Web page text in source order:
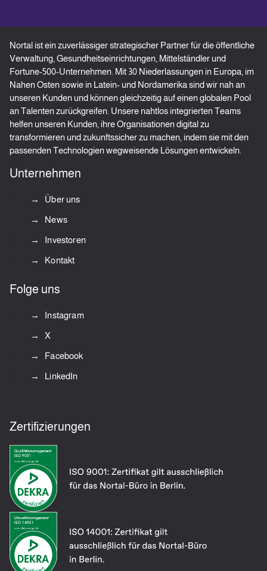
Nortal ist ein zuverlässiger strategischer Partner für die öffentliche
Verwaltung, Gesundheitseinrichtungen, Mittelständler und
Fortune-500-Unternehmen. Mit 30 Niederlassungen in Europa, im
Nahen Osten sowie in Latein- und Nordamerika sind wir nah an
unseren Kunden und können gleichzeitig auf einen globalen Pool
an Talenten zurückgreifen. Unsere nahtlos integrierten Teams
helfen unseren Kunden, ihre Organisationen digital zu
transformieren und zukunftssicher zu machen, indem sie mit den
passenden Technologien wegweisende Lösungen entwickeln.
Unternehmen
Über uns
News
Investoren
Kontakt
Folge uns
Instagram
X
Facebook
LinkedIn
Zertifizierungen